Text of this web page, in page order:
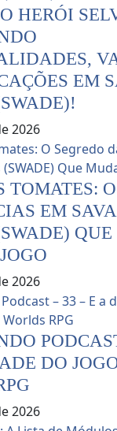
HERÓI
EM
2026
TOMATES:
EM
2026
DO
2026